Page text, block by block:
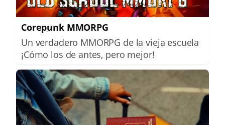
Corepunk MMORPG
Un verdadero MMORPG de la vieja escuela
¡Cómo los de antes, pero mejor!